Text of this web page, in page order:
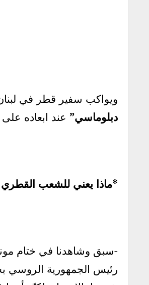
ويواكب سفير قطر في
دبلوماسي” عند ابعاده
*ماذا يعني للشعب القطري
رئيس الجمهورية الروسي